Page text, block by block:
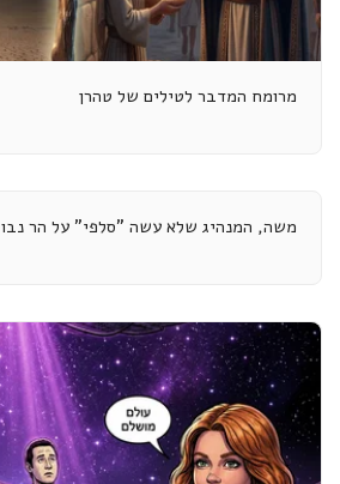
מרומח המדבר לטילים של טהרן
משה, המנהיג שלא עשה "סלפי" על הר נבו